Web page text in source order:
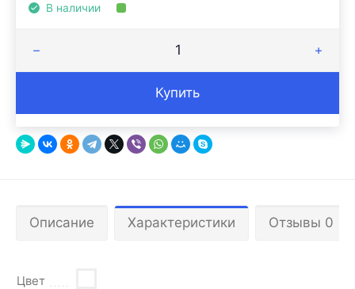
В наличии
Купить
Описание Характеристики Отзывы 0
Цвет